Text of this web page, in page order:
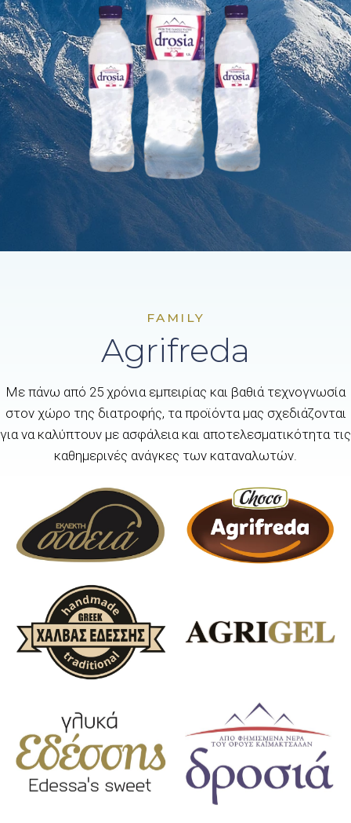
FAMILY
Agrifreda
Με πάνω από 25 χρόνια εμπειρίας και βαθιά τεχνογνωσία
στον χώρο της διατροφής, τα προϊόντα μας σχεδιάζονται
για να καλύπτουν με ασφάλεια και αποτελεσματικότητα τις
καθημερινές ανάγκες των καταναλωτών.